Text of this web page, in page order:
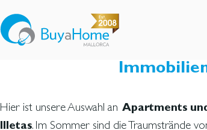
Hier ist unsere Auswahl an Apartments
Illetas. Im Sommer sind die Traumstrände